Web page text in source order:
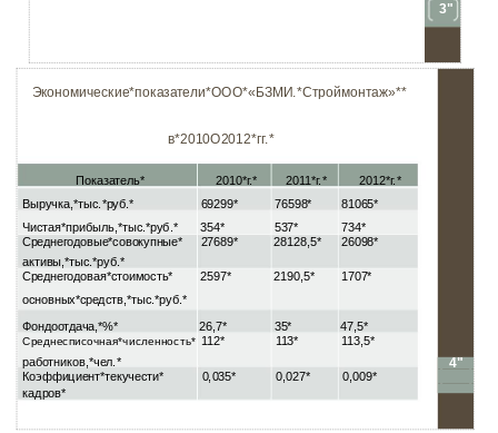
3"
Экономические*показатели*ООО*«БЗМИ.*Строймонтаж»**
в*2010O2012*гг.*
Показатель* 2010*г.* 2011*г.* 2012*г.*
Выручка,*тыс.*руб.* 69299* 76598* 81065*
Чистая*прибыль,*тыс.*руб.* 354* 537*
734*
Среднегодовые*совокупные*
27689* 28128,5*
26098*
активы,*тыс.*руб.*
Среднегодовая*стоимость*
2597* 2190,5*
1707*
основных*средств,*тыс.*руб.*
Фондоотдача,*%*
26,7* 35* 47,5*
Среднесписочная*численность* 112* 113*
113,5*
работников,*чел.*
0,035*
0,027* 0,009*
4"
Коэффициент*текучести*
кадров*